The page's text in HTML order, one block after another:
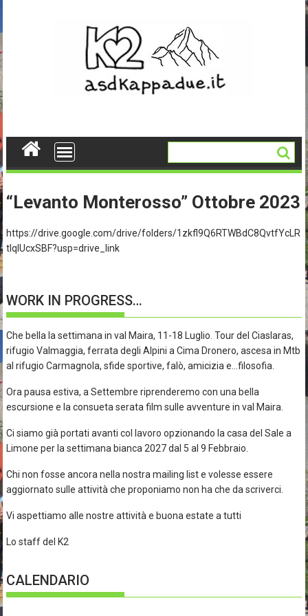
content
“Levanto Monterosso” Ottobre 2023
https://drive.google.com/drive/folders/1zkfl9Q6RTWBdC8QvtfYcLR
tlqIUcxSBF?usp=drive_link
WORK IN PROGRESS…
Che bella la settimana in val Maira, 11-18 Luglio. Tour del Ciaslaras,
rifugio Valmaggia, ferrata degli Alpini a Cima Dronero, ascesa in Mtb
al rifugio Carmagnola, sfide sportive, falò, amicizia e…filosofia.
Ora pausa estiva, a Settembre riprenderemo con una bella
escursione e la consueta serata film sulle avventure in val Maira.
Ci siamo già portati avanti col lavoro opzionando la casa del Sale a
Limone per la settimana bianca 2027 dal 5 al 9 Febbraio.
Chi non fosse ancora nella nostra mailing list e volesse essere
aggiornato sulle attività che proponiamo non ha che da scriverci.
Vi aspettiamo alle nostre attività e buona estate a tutti
Lo staff del K2
CALENDARIO